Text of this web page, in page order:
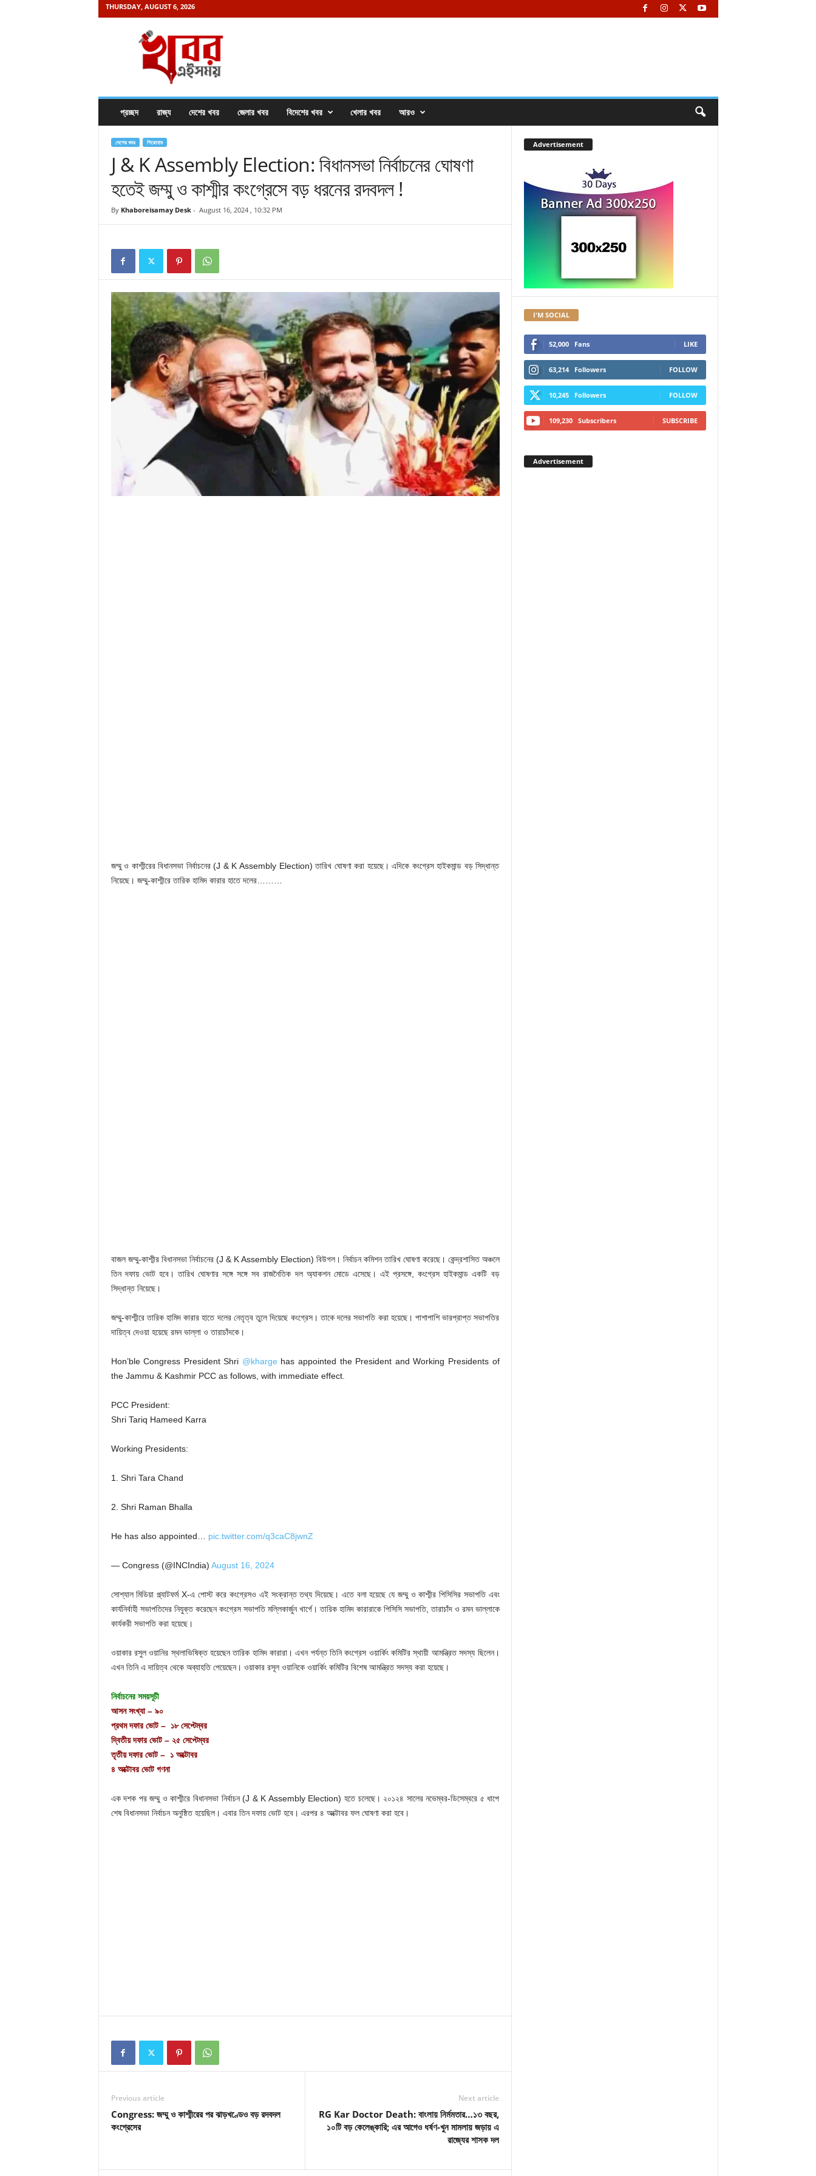
THURSDAY, AUGUST 6, 2026
প্রচ্ছদ রাজ্য দেশের খবর জেলার খবর বিদেশের খবর খেলার খবর আরও
দেশের খবর শিরোনাম
J & K Assembly Election: বিধানসভা নির্বাচনের ঘোষণা
হতেই জম্মু ও কাশ্মীর কংগ্রেসে বড় ধরনের রদবদল !
By Khaboreisamay Desk- August 16, 2024 , 10:32 PM
জম্মু ও কাশ্মীরের বিধানসভা নির্বাচনের (J & K Assembly Election) তারিখ ঘোষণা করা হয়েছে। এদিকে কংগ্রেস হাইকমান্ড বড় সিদ্ধান্ত
নিয়েছে। জম্মু-কাশ্মীরে তারিক হামিদ কারার হাতে দলের………
বাজল জম্মু-কাশ্মীর বিধানসভা নির্বাচনের (J & K Assembly Election) বিউগল। নির্বাচন কমিশন তারিখ ঘোষণা করেছে। কেন্দ্রশাসিত অঞ্চলে
তিন দফায় ভোট হবে। তারিখ ঘোষণার সঙ্গে সঙ্গে সব রাজনৈতিক দল অ্যাকশন মোডে এসেছে। এই প্রসঙ্গে, কংগ্রেস হাইকমান্ড একটি বড়
সিদ্ধান্ত নিয়েছে।
জম্মু-কাশ্মীরে তারিক হামিদ কারার হাতে দলের নেতৃত্ব তুলে দিয়েছে কংগ্রেস। তাকে দলের সভাপতি করা হয়েছে। পাশাপাশি ভারপ্রাপ্ত সভাপতির
দায়িত্ব দেওয়া হয়েছে রমন ভাল্লা ও তারাচাঁদকে।
Hon’ble Congress President Shri @kharge has appointed the President and Working Presidents of
the Jammu & Kashmir PCC as follows, with immediate effect.
PCC President:
Shri Tariq Hameed Karra
Working Presidents:
1. Shri Tara Chand
2. Shri Raman Bhalla
He has also appointed… pic.twitter.com/q3caC8jwnZ
— Congress (@INCIndia) August 16, 2024
সোশ্যাল মিডিয়া প্ল্যাটফর্ম X-এ পোস্ট করে কংগ্রেসও এই সংক্রান্ত তথ্য দিয়েছে। এতে বলা হয়েছে যে জম্মু ও কাশ্মীর পিসিসির সভাপতি এবং
কার্যনির্বাহী সভাপতিদের নিযুক্ত করেছেন কংগ্রেস সভাপতি মল্লিকার্জুন খার্গে। তারিক হামিদ কারারাকে পিসিসি সভাপতি, তারাচাঁদ ও রমন ভাল্লাকে
কার্যকরী সভাপতি করা হয়েছে।
ওয়াকার রসুল ওয়ানির স্থলাভিষিক্ত হয়েছেন তারিক হামিদ কারারা। এখন পর্যন্ত তিনি কংগ্রেস ওয়ার্কিং কমিটির স্থায়ী আমন্ত্রিত সদস্য ছিলেন।
এখন তিনি এ দায়িত্ব থেকে অব্যাহতি পেয়েছেন। ওয়াকার রসূল ওয়ানিকে ওয়ার্কিং কমিটির বিশেষ আমন্ত্রিত সদস্য করা হয়েছে।
নির্বাচনের সময়সূচী
আসন সংখ্যা – ৯০
প্রথম দফার ভোট – ১৮ সেপ্টেম্বর
দ্বিতীয় দফার ভোট – ২৫ সেপ্টেম্বর
তৃতীয় দফার ভোট – ১ অক্টোবর
৪ অক্টোবর ভোট গণনা
এক দশক পর জম্মু ও কাশ্মীরে বিধানসভা নির্বাচন (J & K Assembly Election) হতে চলেছে। ২০১২৪ সালের নভেম্বর-ডিসেম্বরে ৫ ধাপে
শেষ বিধানসভা নির্বাচন অনুষ্ঠিত হয়েছিল। এবার তিন দফায় ভোট হবে। এরপর ৪ অক্টোবর ফল ঘোষণা করা হবে।
Previous article
Congress: জম্মু ও কাশ্মীরের পর ঝাড়খণ্ডেও বড় রদবদল
কংগ্রেসের
Next article
RG Kar Doctor Death: বাংলায় নির্মমতার…১৩ বছর,
১০টি বড় কেলেঙ্কারি; এর আগেও ধর্ষণ-খুন মামলায় জড়ায় এ
রাজ্যের শাসক দল
Advertisement
I'M SOCIAL
52,000 Fans LIKE
63,214 Followers FOLLOW
10,245 Followers FOLLOW
109,230 Subscribers SUBSCRIBE
Advertisement